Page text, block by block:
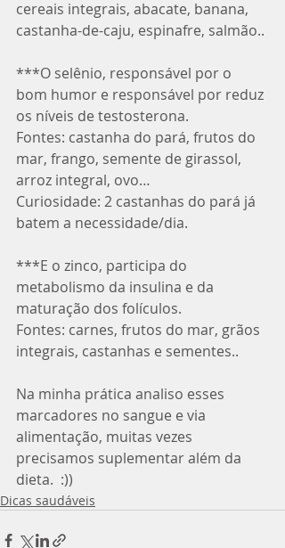
cereais integrais, abacate, banana,
castanha-de-caju, espinafre, salmão..
***O selênio, responsável por o
bom humor e responsável por reduz
os níveis de testosterona.
Fontes: castanha do pará, frutos do
mar, frango, semente de girassol,
arroz integral, ovo…
Curiosidade: 2 castanhas do pará já
batem a necessidade/dia.
***E o zinco, participa do
metabolismo da insulina e da
maturação dos folículos.
Fontes: carnes, frutos do mar, grãos
integrais, castanhas e sementes..
Na minha prática analiso esses
marcadores no sangue e via
alimentação, muitas vezes
precisamos suplementar além da
dieta.  :))
Dicas saudáveis